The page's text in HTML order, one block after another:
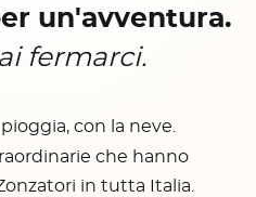
un'avventura.
fermarci.
con la neve.
che hanno
in tutta Italia.